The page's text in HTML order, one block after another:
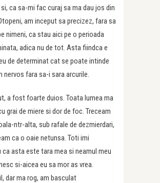
ca sa-mi fac curaj sa ma dau jos din
am inceput sa precizez, fara sa
nimeni, ca stau aici pe o perioada
adica nu de tot. Asta fiindca e
de determinat cat se poate intinde
nervos fara sa-i sara arcurile.
a fost foarte duios. Toata lumea ma
grai de miere si dor de foc. Treceam
ntr-alta, sub rafale de dezmierdari,
ca o oaie netunsa. Toti imi
ca asta este tara mea si neamul meu
si-aicea eu sa mor as vrea.
dar ma rog, am basculat